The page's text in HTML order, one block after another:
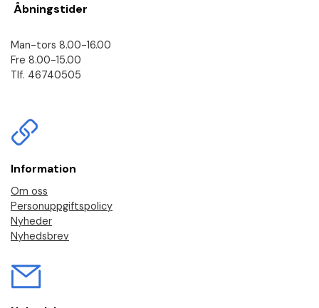
Åbningstider
Man-tors 8.00-16.00
Fre 8.00-15.00
Tlf. 46740505
Information
Om oss
Personuppgiftspolicy
Nyheder
Nyhedsbrev